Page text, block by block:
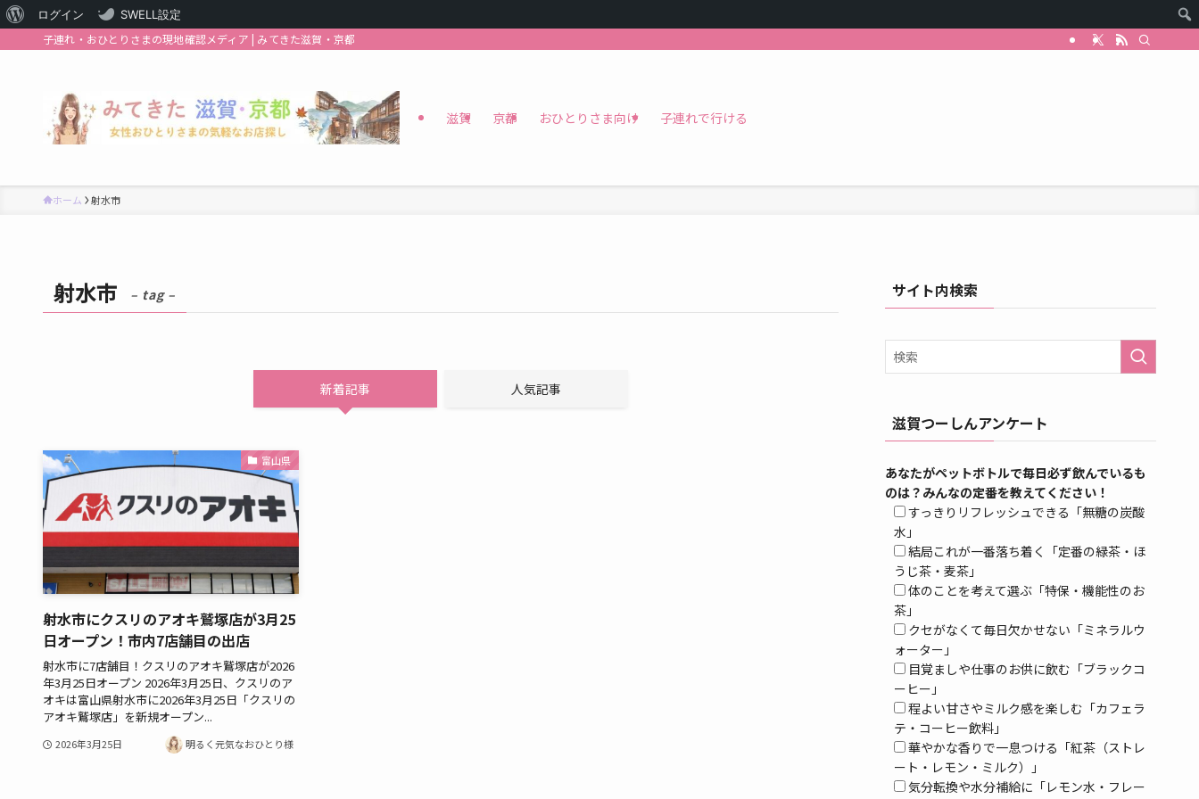
WordPress
ログイン SWELL設定
子連れ・おひとりさまの現地確認メディア | みてきた滋賀・京都
滋賀 京都 おひとりさま向け 子連れで行ける
ホーム 射水市
射水市 – tag –
新着記事 人気記事
富山県
射水市にクスリのアオキ鷲塚店が3月25
日オープン！市内7店舗目の出店
射水市に7店舗目！クスリのアオキ鷲塚店が2026
年3月25日オープン 2026年3月25日、クスリのア
オキは富山県射水市に2026年3月25日「クスリの
アオキ鷲塚店」を新規オープン...
2026年3月25日 明るく元気なおひとり様
サイト内検索
滋賀つーしんアンケート
あなたがペットボトルで毎日必ず飲んでいるも
のは？みんなの定番を教えてください！
すっきりリフレッシュできる「無糖の炭酸
水」
結局これが一番落ち着く「定番の緑茶・ほ
うじ茶・麦茶」
体のことを考えて選ぶ「特保・機能性のお
茶」
クセがなくて毎日欠かせない「ミネラルウ
ォーター」
目覚ましや仕事のお供に飲む「ブラックコ
ーヒー」
程よい甘さやミルク感を楽しむ「カフェラ
テ・コーヒー飲料」
華やかな香りで一息つける「紅茶（ストレ
ート・レモン・ミルク）」
気分転換や水分補給に「レモン水・フレー